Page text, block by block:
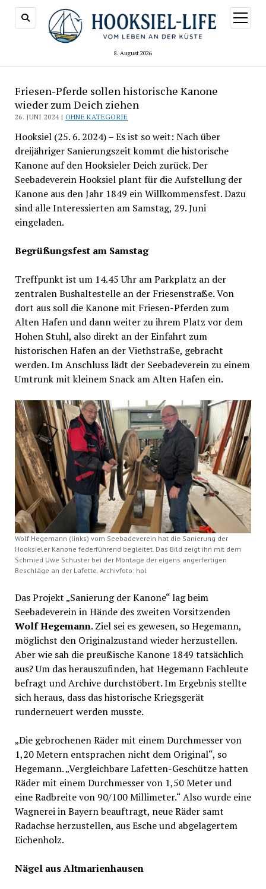
8. August 2026
Menü
öffnen
Friesen-Pferde sollen historische Kanone
wieder zum Deich ziehen
26. JUNI 2024 | OHNE KATEGORIE
Hooksiel (25. 6. 2024) – Es ist so weit: Nach über
dreijähriger Sanierungszeit kommt die historische
Kanone auf den Hooksieler Deich zurück. Der
Seebadeverein Hooksiel plant für die Aufstellung der
Kanone aus den Jahr 1849 ein Willkommensfest. Dazu
sind alle Interessierten am Samstag, 29. Juni
eingeladen.
Begrüßungsfest am Samstag
Treffpunkt ist um 14.45 Uhr am Parkplatz an der
zentralen Bushaltestelle an der Friesenstraße. Von
dort aus soll die Kanone mit Friesen-Pferden zum
Alten Hafen und dann weiter zu ihrem Platz vor dem
Hohen Stuhl, also direkt an der Einfahrt zum
historischen Hafen an der Viethstraße, gebracht
werden. Im Anschluss lädt der Seebadeverein zu einem
Umtrunk mit kleinem Snack am Alten Hafen ein.
Wolf Hegemann (links) vom Seebadeverein hat die Sanierung der
Hooksieler Kanone federführend begleitet. Das Bild zeigt ihn mit dem
Schmied Uwe Schuster bei der Montage der eigens angerfertigen
Beschläge an der Lafette. Archivfoto: hol
Das Projekt „Sanierung der Kanone“ lag beim
Seebadeverein in Hände des zweiten Vorsitzenden
Wolf Hegemann. Ziel sei es gewesen, so Hegemann,
möglichst den Originalzustand wieder herzustellen.
Aber wie sah die preußische Kanone 1849 tatsächlich
aus? Um das herauszufinden, hat Hegemann Fachleute
befragt und Archive durchstöbert. Im Ergebnis stellte
sich heraus, dass das historische Kriegsgerät
runderneuert werden musste.
„Die gebrochenen Räder mit einem Durchmesser von
1,20 Metern entsprachen nicht dem Original“, so
Hegemann. „Vergleichbare Lafetten-Geschütze hatten
Räder mit einem Durchmesser von 1,50 Meter und
eine Radbreite von 90/100 Millimeter.“ Also wurde eine
Wagnerei in Bayern beauftragt, neue Räder samt
Radachse herzustellen, aus Esche und abgelagertem
Eichenholz.
Nägel aus Altmarienhausen